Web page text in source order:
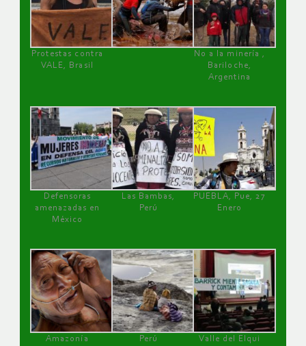
Protestas contra
VALE, Brasil
No a la minería ,
Bariloche,
Argentina
Defensoras
amenazadas en
México
Las Bambas,
Perú
PUEBLA, Pue, 27
Enero
Amazonía
Perú
Valle del Elqui